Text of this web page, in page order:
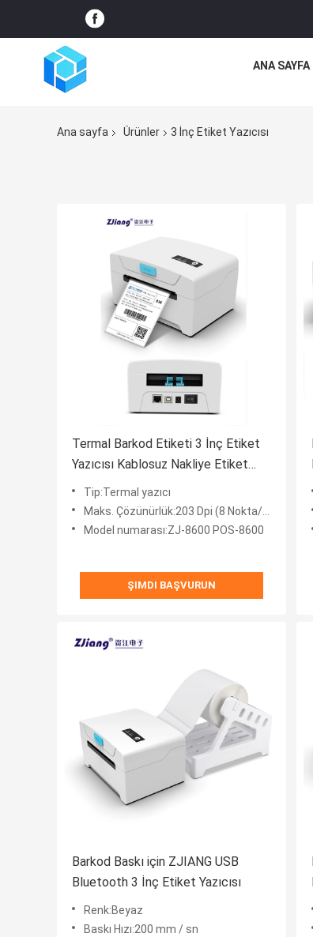
ANA SAYFA
Ana sayfa Ürünler 3 İnç Etiket Yazıcısı
Termal Barkod Etiketi 3 İnç Etiket
Yazıcısı Kablosuz Nakliye Etiket
Baskısı
Tip:Termal yazıcı
Maks. Çözünürlük:203 Dpi (8 Nokta/mm)
Model numarası:ZJ-8600 POS-8600
ŞIMDI BAŞVURUN
Barkod Baskı için ZJIANG USB
Bluetooth 3 İnç Etiket Yazıcısı
Renk:Beyaz
Baskı Hızı:200 mm / sn